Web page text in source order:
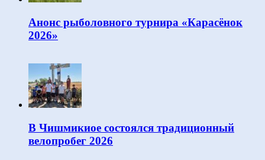
Анонс рыболовного турнира «Карасёнок
2026»
В Чишмикиое состоялся традиционный
велопробег 2026